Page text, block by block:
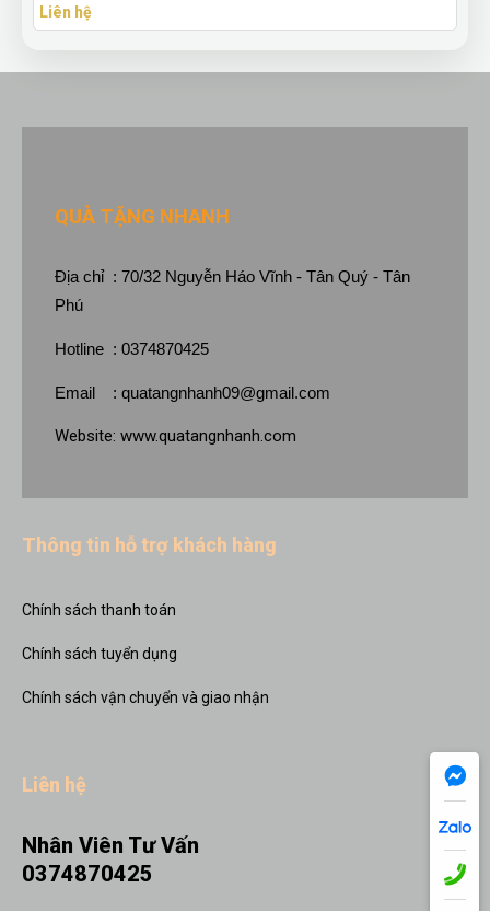
Liên hệ
QUÀ TẶNG NHANH
Địa chỉ : 70/32 Nguyễn Háo Vĩnh - Tân Quý - Tân
Phú
Hotline : 0374870425
Email : quatangnhanh09@gmail.com
Website: www.quatangnhanh.com
Thông tin hỗ trợ khách hàng
Chính sách thanh toán
Chính sách tuyển dụng
Chính sách vận chuyển và giao nhận
Liên hệ
Nhân Viên Tư Vấn
0374870425